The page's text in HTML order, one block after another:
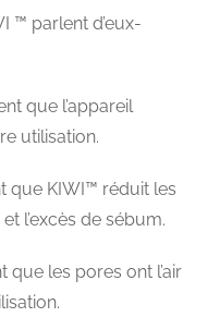
™ parlent d’eux-
que l’appareil
utilisation.
que KIWI™ réduit les
l’excès de sébum.
que les pores ont l’air